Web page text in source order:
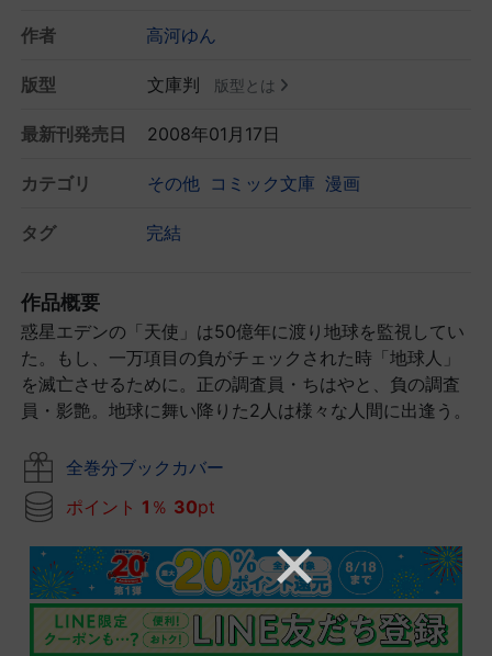
作者 高河ゆん
版型 文庫判 版型とは
最新刊発売日 2008年01月17日
カテゴリ その他 コミック文庫 漫画
タグ 完結
作品概要
惑星エデンの「天使」は50億年に渡り地球を監視してい
た。もし、一万項目の負がチェックされた時「地球人」
を滅亡させるために。正の調査員・ちはやと、負の調査
員・影艶。地球に舞い降りた2人は様々な人間に出逢う。
全巻分ブックカバー
ポイント 1 ％ 30pt